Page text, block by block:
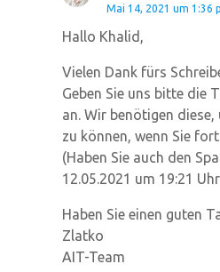
Mai 14, 2021 um 1:36
Hallo Khalid,
Vielen Dank fürs
Geben Sie uns bitte die
an. Wir benötigen
zu können, wenn Sie
(Haben Sie auch den
12.05.2021 um 19:21
Haben Sie einen guten
Zlatko
AIT-Team